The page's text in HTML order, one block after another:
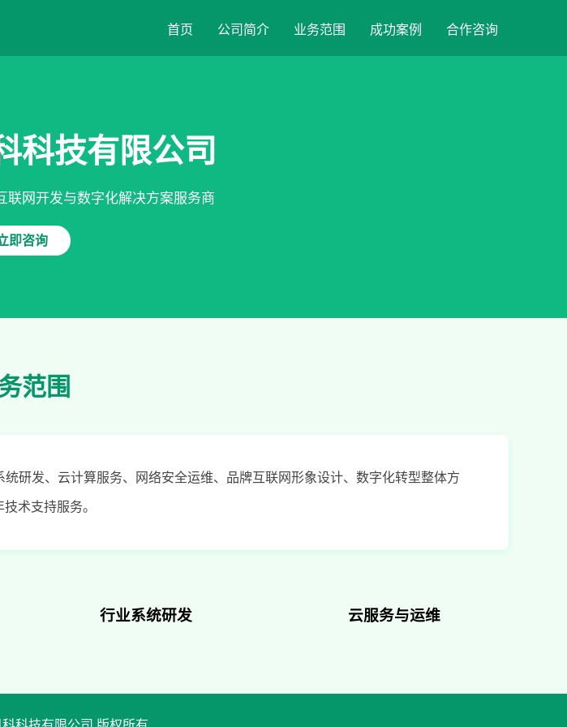
首页 公司简介 业务范围 成功案例 合作咨询
科技有限公司
联网开发与数字化解决方案服务商
即咨询
范围
研发、云计算服务、网络安全运维、品牌互联网形象设计、数字化转型整体方
术支持服务。
行业系统研发 云服务与运维